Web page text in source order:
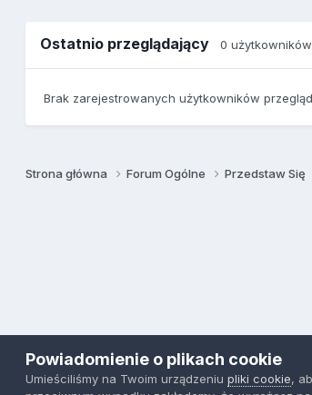
Ostatnio przeglądający0 użytkowników
Brak zarejestrowanych użytkowników
Strona główna Forum Ogólne Przedstaw Się
Powiadomienie o plikach cookie
Umieściliśmy na Twoim urządzeniupliki cookie,